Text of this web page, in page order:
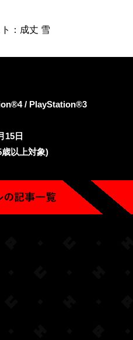
：成丈 雪
/ PlayStation®3
15日
以上対象)